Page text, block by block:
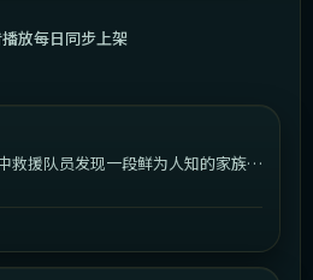
放每日同步上架
救援队员发现一段鲜为人知的家族秘